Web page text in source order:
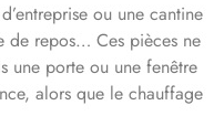
ou une cantine
de repos… Ces pièces ne
une porte ou une fenêtre
alors que le chauffage